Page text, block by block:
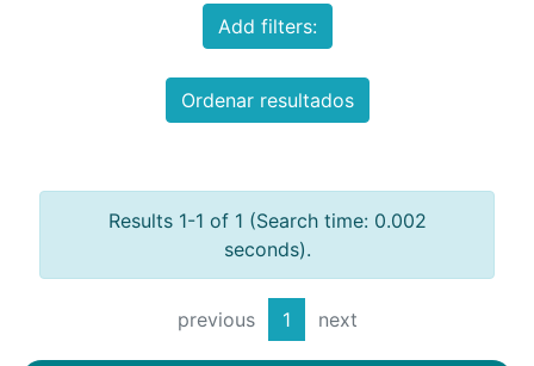
Add filters:
Ordenar resultados
Results 1-1 of 1 (Search time: 0.002
seconds).
previous 1 next